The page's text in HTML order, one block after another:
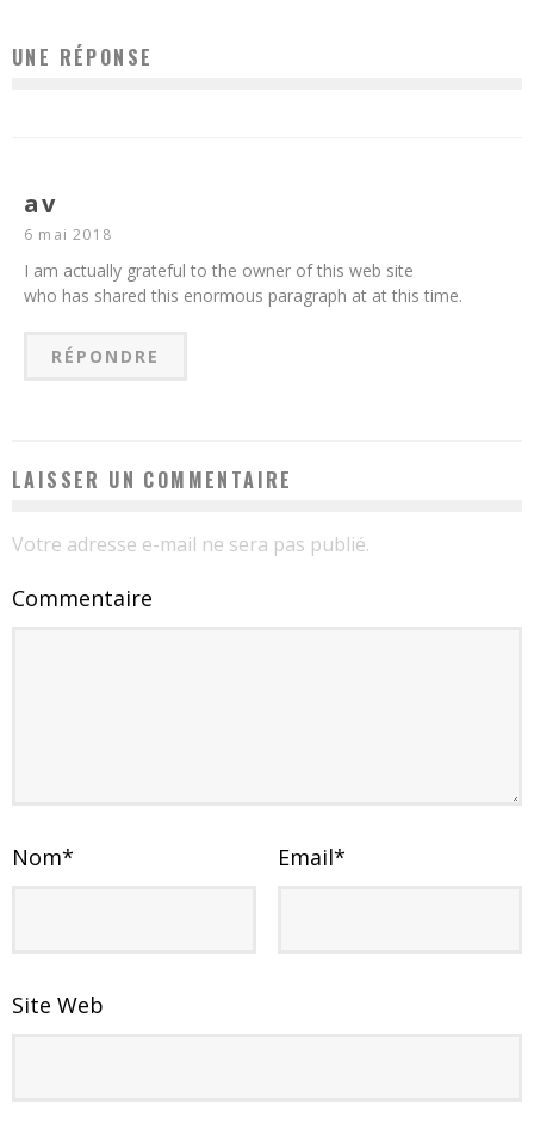
UNE RÉPONSE
av
6 mai 2018
I am actually grateful to the owner of this web site
who has shared this enormous paragraph at at this time.
RÉPONDRE
LAISSER UN COMMENTAIRE
Votre adresse e-mail ne sera pas publié.
Commentaire
Nom* Email*
Site Web